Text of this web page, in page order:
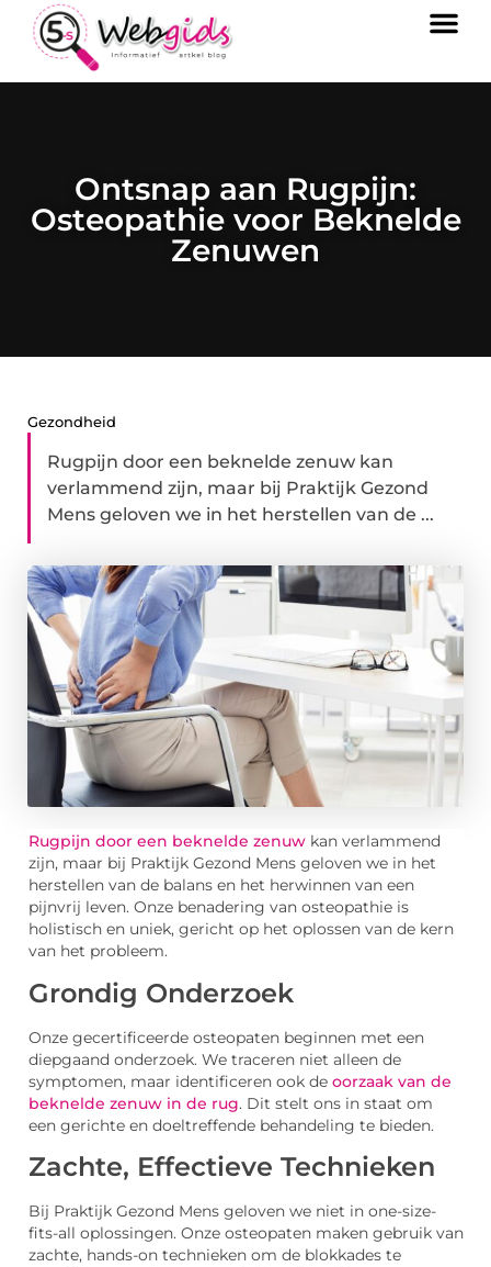
Ontsnap aan Rugpijn:
Osteopathie voor Beknelde
Zenuwen
Gezondheid
Rugpijn door een beknelde zenuw kan
verlammend zijn, maar bij Praktijk Gezond
Mens geloven we in het herstellen van de ...
Rugpijn door een beknelde zenuw kan verlammend
zijn, maar bij Praktijk Gezond Mens geloven we in het
herstellen van de balans en het herwinnen van een
pijnvrij leven. Onze benadering van osteopathie is
holistisch en uniek, gericht op het oplossen van de kern
van het probleem.
Grondig Onderzoek
Onze gecertificeerde osteopaten beginnen met een
diepgaand onderzoek. We traceren niet alleen de
symptomen, maar identificeren ook de oorzaak van de
beknelde zenuw in de rug. Dit stelt ons in staat om
een gerichte en doeltreffende behandeling te bieden.
Zachte, Effectieve Technieken
Bij Praktijk Gezond Mens geloven we niet in one-size-
fits-all oplossingen. Onze osteopaten maken gebruik van
zachte, hands-on technieken om de blokkades te